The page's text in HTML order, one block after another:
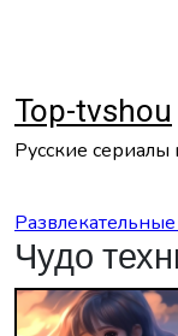
Top-tvshou
Русские сериалы
Чудо